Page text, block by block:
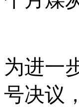
为进一
号决议